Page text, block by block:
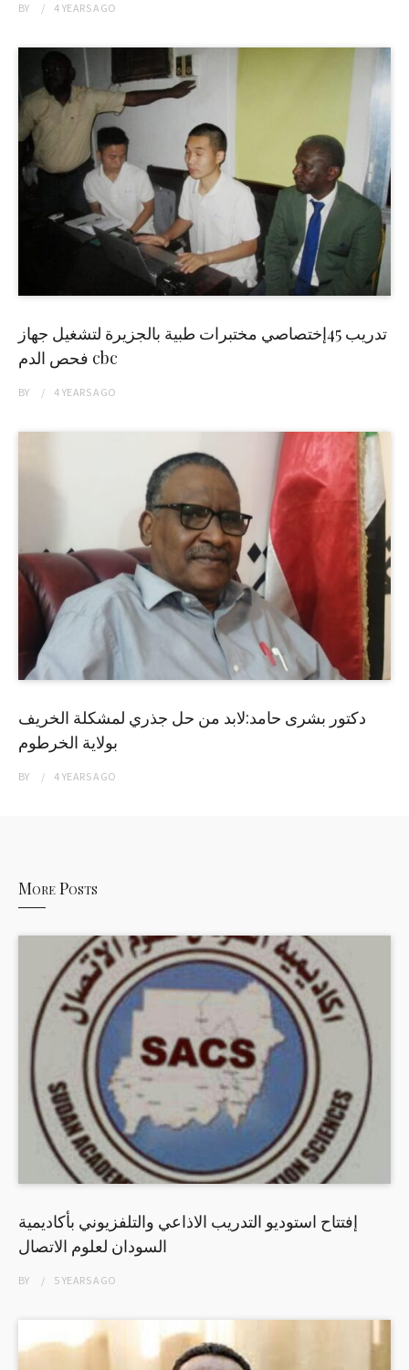
BY 4 YEARSAGO
تدريب 45إختصاصي مختبرات طبية بالجزيرة لتشغيل جهاز
فحص الدم cbc
BY 4 YEARSAGO
دكتور بشرى حامد:لابد من حل جذري لمشكلة الخريف
بولاية الخرطوم
BY 4 YEARSAGO
More Posts
إفتتاح استوديو التدريب الاذاعي والتلفزيوني بأكاديمية
السودان لعلوم الاتصال
BY 5 YEARSAGO